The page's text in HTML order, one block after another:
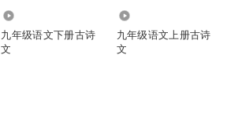
九年级语文下册古诗
文
九年级语文上册古诗
文